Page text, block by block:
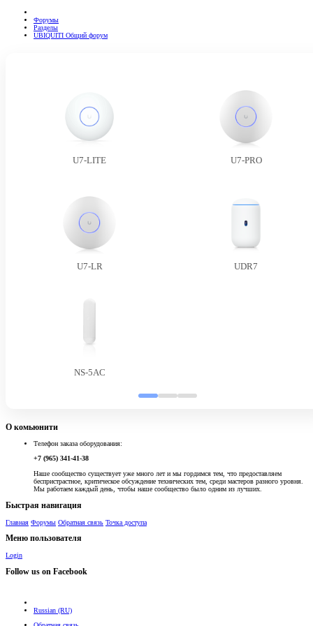
Форумы
Разделы
UBIQUITI Общий форум
U7-LITE U7-PRO
U7-LR UDR7
NS-5AC
О комьюнити
Телефон заказа оборудования:
+7 (965) 341-41-38
Наше сообщество существует уже много лет и мы гордимся тем, что предоставляем
беспристрастное, критическое обсуждение технических тем, среди мастеров разного уровня.
Мы работаем каждый день, чтобы наше сообщество было одним из лучших.
Быстрая навигация
Главная Форумы Обратная связь Точка доступа
Меню пользователя
Login
Follow us on Facebook
Russian (RU)